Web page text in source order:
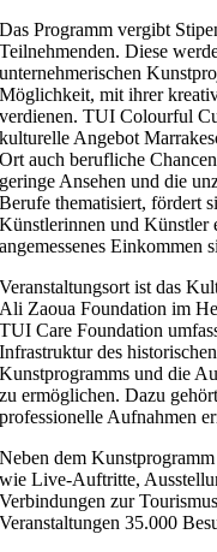
Das Programm vergibt
Teilnehmenden. Diese
unternehmerischen
Möglichkeit, mit ihrer
verdienen. TUI Colourful
kulturelle Angebot
Ort auch berufliche
geringe Ansehen und die
Berufe thematisiert, fördert
Künstlerinnen und Künstler
angemessenes Einkommen
Veranstaltungsort ist das
Ali Zaoua Foundation im
TUI Care Foundation
Infrastruktur des
Kunstprogramms und die
zu ermöglichen. Dazu
professionelle Aufnahmen
Neben dem
wie Live-Auftritte,
Verbindungen zur
Veranstaltungen 35.000